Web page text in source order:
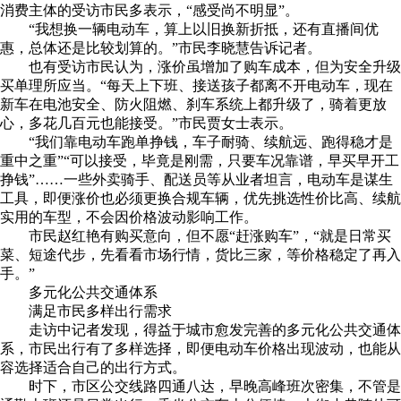
消费主体的受访市民多表示，“感受尚不明显”。
“我想换一辆电动车，算上以旧换新折抵，还有直播间优
惠，总体还是比较划算的。”市民李晓慧告诉记者。
也有受访市民认为，涨价虽增加了购车成本，但为安全升级
买单理所应当。“每天上下班、接送孩子都离不开电动车，现在
新车在电池安全、防火阻燃、刹车系统上都升级了，骑着更放
心，多花几百元也能接受。”市民贾女士表示。
“我们靠电动车跑单挣钱，车子耐骑、续航远、跑得稳才是
重中之重”“可以接受，毕竟是刚需，只要车况靠谱，早买早开工
挣钱”……一些外卖骑手、配送员等从业者坦言，电动车是谋生
工具，即便涨价也必须更换合规车辆，优先挑选性价比高、续航
实用的车型，不会因价格波动影响工作。
市民赵红艳有购买意向，但不愿“赶涨购车”，“就是日常买
菜、短途代步，先看看市场行情，货比三家，等价格稳定了再入
手。”
多元化公共交通体系
满足市民多样出行需求
走访中记者发现，得益于城市愈发完善的多元化公共交通体
系，市民出行有了多样选择，即便电动车价格出现波动，也能从
容选择适合自己的出行方式。
时下，市区公交线路四通八达，早晚高峰班次密集，不管是